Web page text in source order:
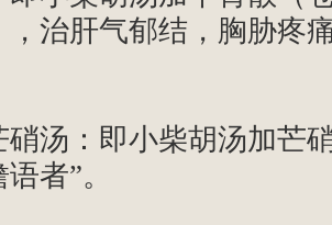
，治肝气郁结，胸胁疼
汤：即小柴胡汤加芒
者”。